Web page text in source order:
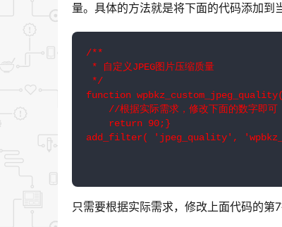
量。具体的方法就是将下面的代码添加到
/**
* 自定义JPEG图片压缩质量
*/
function
    //根据实际需求，修改下面的数字即可
    return 90;}
add_filter( 'jpeg_quality',
只需要根据实际需求，修改上面代码的